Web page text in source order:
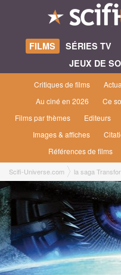
FILMS SÉRIES TV
JEUX DE
Critiques de films
Au ciné en 2026
Ce
Films par thèmes
Editeurs
Images & affiches
Références de films
Scifi-Universe.com la saga